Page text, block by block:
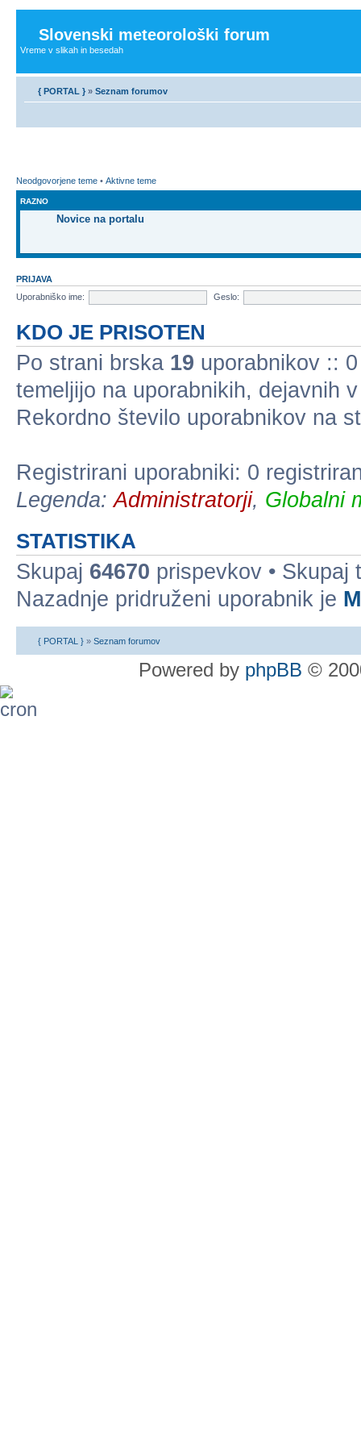
Slovenski meteorološki forum
Vreme v slikah in besedah
{ PORTAL } » Seznam forumov
Neodgovorjene teme • Aktivne teme
RAZNO
Novice na portalu
PRIJAVA
Uporabniško ime:
Geslo:
KDO JE PRISOTEN
Po strani brska 19 uporabnikov ::
temeljijo na uporabnikih, dejavnih
Rekordno število uporabnikov na
Registrirani uporabniki: 0
Legenda:Administratorji, Globalni
STATISTIKA
Skupaj 64670 prispevkov • Skupaj
Nazadnje pridruženi uporabnik je
{ PORTAL } » Seznam forumov
Powered by phpBB ©